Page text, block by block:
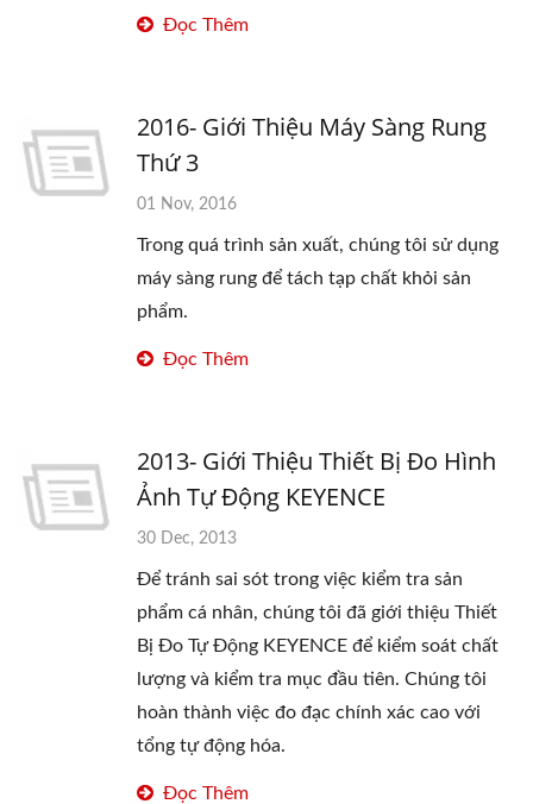
Đọc Thêm
2016- Giới Thiệu Máy Sàng Rung
Thứ 3
01 Nov, 2016
Trong quá trình sản xuất, chúng tôi sử dụng
máy sàng rung để tách tạp chất khỏi sản
phẩm.
Đọc Thêm
2013- Giới Thiệu Thiết Bị Đo Hình
Ảnh Tự Động KEYENCE
30 Dec, 2013
Để tránh sai sót trong việc kiểm tra sản
phẩm cá nhân, chúng tôi đã giới thiệu Thiết
Bị Đo Tự Động KEYENCE để kiểm soát chất
lượng và kiểm tra mục đầu tiên. Chúng tôi
hoàn thành việc đo đạc chính xác cao với
tổng tự động hóa.
Đọc Thêm